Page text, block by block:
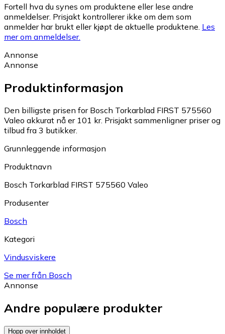
Fortell hva du synes om produktene eller lese andre
anmeldelser. Prisjakt kontrollerer ikke om dem som
anmelder har brukt eller kjøpt de aktuelle produktene. Les
mer om anmeldelser.
Annonse
Annonse
Produktinformasjon
Den billigste prisen for Bosch Torkarblad FIRST 575560
Valeo akkurat nå er 101 kr. Prisjakt sammenligner priser og
tilbud fra 3 butikker.
Grunnleggende informasjon
Produktnavn
Bosch Torkarblad FIRST 575560 Valeo
Produsenter
Bosch
Kategori
Vindusviskere
Se mer från Bosch
Annonse
Andre populære produkter
Hopp over innholdet